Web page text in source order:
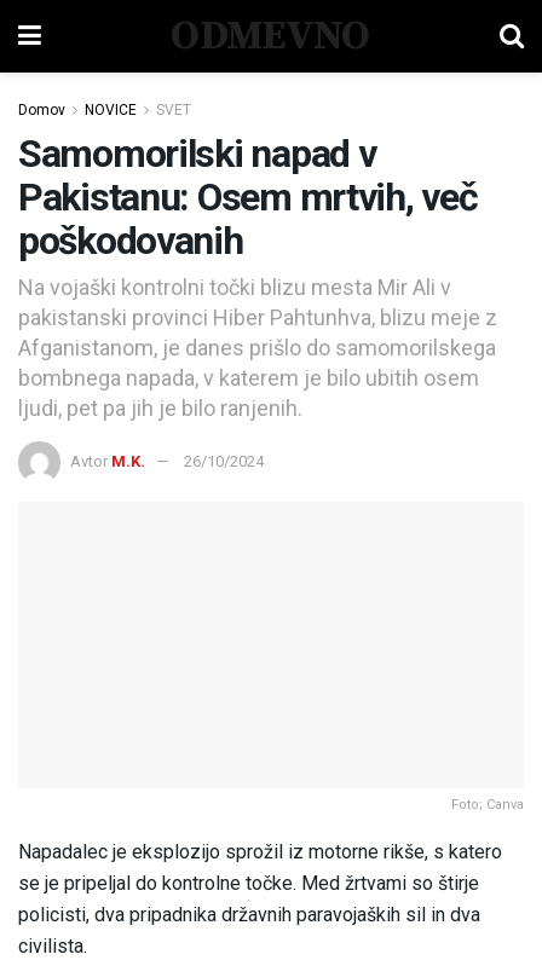
ODMEVNO
Domov NOVICE SVET
Samomorilski napad v
Pakistanu: Osem mrtvih, več
poškodovanih
Na vojaški kontrolni točki blizu mesta Mir Ali v
pakistanski provinci Hiber Pahtunhva, blizu meje z
Afganistanom, je danes prišlo do samomorilskega
bombnega napada, v katerem je bilo ubitih osem
ljudi, pet pa jih je bilo ranjenih.
Avtor M.K. 26/10/2024
Foto; Canva
Napadalec je eksplozijo sprožil iz motorne rikše, s katero
se je pripeljal do kontrolne točke. Med žrtvami so štirje
policisti, dva pripadnika državnih paravojaških sil in dva
civilista.